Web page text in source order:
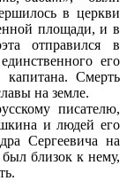
в церкви
площади, и в
отправился в
его
капитана. Смерть
на земле.
писателю,
и людей его
Сергеевича на
близок к нему,